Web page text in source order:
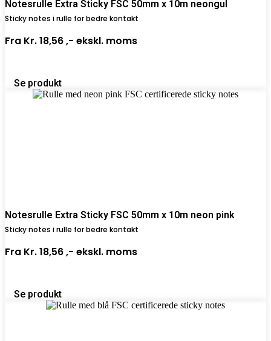
Notesrulle Extra Sticky FSC 50mm x 10m neongul
Sticky notes i rulle for bedre kontakt
Fra Kr. 18,56 ,- ekskl. moms
Se produkt
Notesrulle Extra Sticky FSC 50mm x 10m neon pink
Sticky notes i rulle for bedre kontakt
Fra Kr. 18,56 ,- ekskl. moms
Se produkt